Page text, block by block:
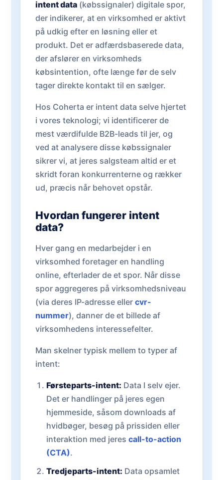
intent data (købssignaler) digitale spor,
der indikerer, at en virksomhed er aktivt
på udkig efter en løsning eller et
produkt. Det er adfærdsbaserede data,
der afslører en virksomheds
købsintention, ofte længe før de selv
tager direkte kontakt til en sælger.
Hos Coherta er intent data selve hjertet
i vores teknologi; vi identificerer de
mest værdifulde B2B-leads til jer, og
ved at analysere disse købssignaler
sikrer vi, at jeres salgsteam altid er et
skridt foran konkurrenterne og rækker
ud, præcis når behovet opstår.
Hvordan fungerer intent
data?
Hver gang en medarbejder i en
virksomhed foretager en handling
online, efterlader de et spor. Når disse
spor aggregeres på virksomhedsniveau
(via deres IP-adresse eller cvr-
nummer), danner de et billede af
virksomhedens interessefelter.
Man skelner typisk mellem to typer af
intent:
Førsteparts-intent: Data I selv ejer.
Det er handlinger på jeres egen
hjemmeside, såsom downloads af
hvidbøger, besøg på prissiden eller
interaktion med jeres call-to-action
(CTA).
Tredjeparts-intent: Data opsamlet